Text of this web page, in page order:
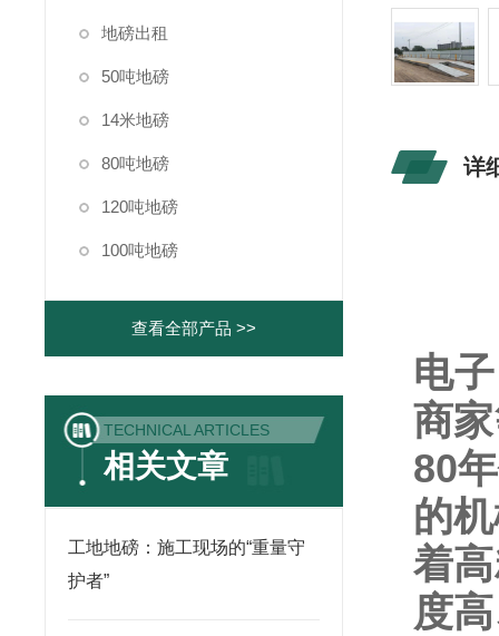
地磅出租
50吨地磅
14米地磅
80吨地磅
120吨地磅
100吨地磅
查看全部产品 >>
TECHNICAL ARTICLES
相关文章
工地地磅：施工现场的“重量守
护者”
详
电
商
80
的
着
度